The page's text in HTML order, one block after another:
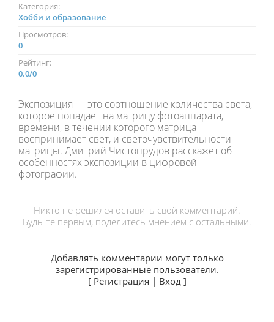
Категория:
Хобби и образование
Просмотров:
0
Рейтинг:
0.0/0
Экспозиция — это соотношение количества света,
которое попадает на матрицу фотоаппарата,
времени, в течении которого матрица
воспринимает свет, и светочувствительности
матрицы. Дмитрий Чистопрудов расскажет об
особенностях экспозиции в цифровой
фотографии.
Никто не решился оставить свой комментарий.
Будь-те первым, поделитесь мнением с остальными.
Добавлять комментарии могут только
зарегистрированные пользователи.
[ Регистрация | Вход]